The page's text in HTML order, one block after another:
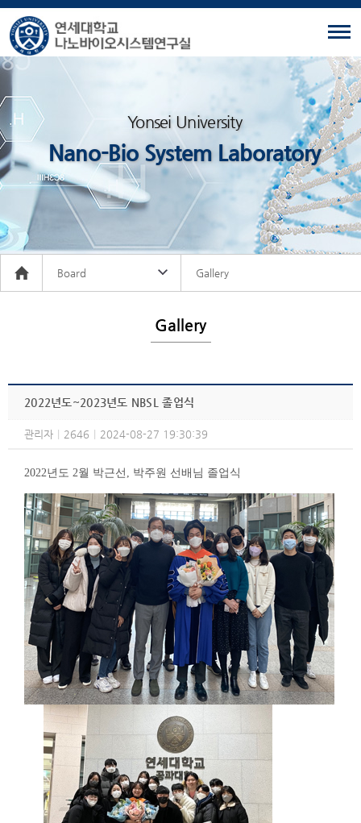
Yonsei University
Nano-Bio System Laboratory
Board Gallery
Gallery
2022년도~2023년도 NBSL 졸업식
관리자 2646 2024-08-27 19:30:39
2022년도 2월 박근선, 박주원 선배님 졸업식